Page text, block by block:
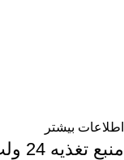
اطلاعات بیشتر